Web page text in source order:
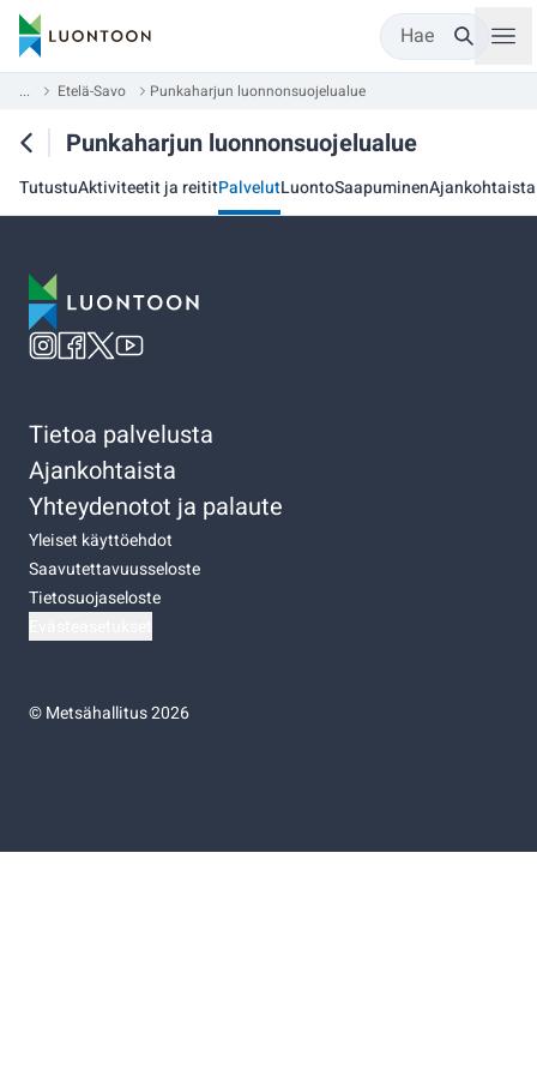
Hae
... Etelä-Savo Punkaharjun luonnonsuojelualue
Punkaharjun luonnonsuojelualue
TutustuAktiviteetit ja reititPalvelutLuontoSaapuminenAjankohtaista
Tietoa palvelusta
Ajankohtaista
Yhteydenotot ja palaute
Yleiset käyttöehdot
Saavutettavuusseloste
Tietosuojaseloste
©Metsähallitus 2026